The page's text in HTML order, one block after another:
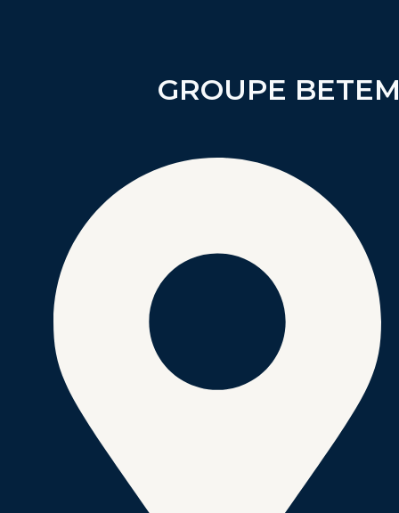
GROUPE